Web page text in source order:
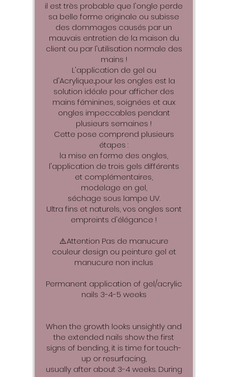
il est très probable que l'ongle perde
sa belle forme originale ou subisse
des dommages causés par un
mauvais entretien de la maison du
client ou par l'utilisation normale des
mains !
L'application de gel ou
d'Acrylique...pour les ongles est la
solution idéale pour afficher des
mains féminines, soignées et aux
ongles impeccables pendant
plusieurs semaines !
Cette pose comprend plusieurs
étapes :
la mise en forme des ongles,
l'application de trois gels différents
et complémentaires,
modelage en gel,
séchage sous lampe UV.
Ultra fins et naturels, vos ongles sont
empreints d'élégance !
⚠️Attention Pas de manucure
couleur design ou peinture gel et
manucure non inclus
Permanent application of gel/acrylic
nails 3-4-5 weeks
When the growth looks unsightly and
the extended nails show the first
signs of bending, it is time for touch-
up or resurfacing,
usually after about 3-4 weeks. During